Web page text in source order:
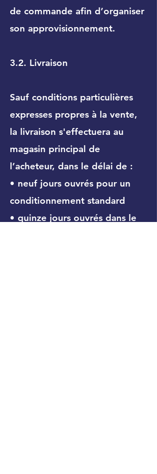
de commande afin d’organiser
son approvisionnement.
3.2. Livraison
Sauf conditions particulières
expresses propres à la vente,
la livraison s'effectuera au
magasin principal de
l’acheteur, dans le délai de :
• neuf jours ouvrés pour un
conditionnement standard
• quinze jours ouvrés dans le